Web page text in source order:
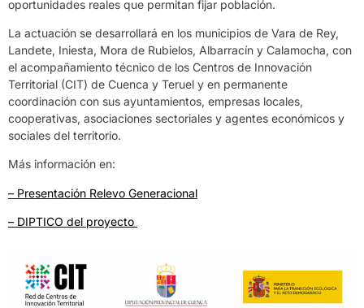
oportunidades reales que permitan fijar población.
La actuación se desarrollará en los municipios de Vara de Rey,
Landete, Iniesta, Mora de Rubielos, Albarracín y Calamocha, con
el acompañamiento técnico de los Centros de Innovación
Territorial (CIT) de Cuenca y Teruel y en permanente
coordinación con sus ayuntamientos, empresas locales,
cooperativas, asociaciones sectoriales y agentes económicos y
sociales del territorio.
Más información en:
– Presentación Relevo Generacional
– DIPTICO del proyecto